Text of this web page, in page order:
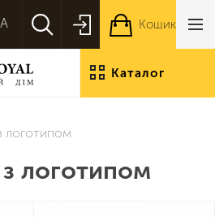
Каталог
Кошик
логотипом
логотипом